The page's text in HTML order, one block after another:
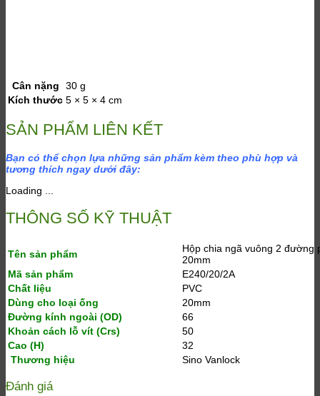
Cân nặng
30 g
Kích thước 5 × 5 × 4 cm
SẢN PHẨM LIÊN KẾT
Bạn có thể chọn lựa những sản phẩm kèm theo phù hợp và
tương thích ngay dưới đây:
Loading ...
THÔNG SỐ KỸ THUẬT
Tên sản phẩm
Hộp chia ngã vuông 2 đường
20mm
Mã sản phẩm
E240/20/2A
Chất liệu
PVC
Dùng cho loại ống
20mm
Đường kính ngoài (OD)
66
Khoản cách lỗ vít (Crs)
50
Cao (H)
32
Thương hiệu Sino Vanlock
Đánh giá